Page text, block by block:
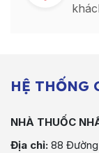
HỆ THỐNG
NHÀ THUỐC
Địa chỉ: 88 Đường